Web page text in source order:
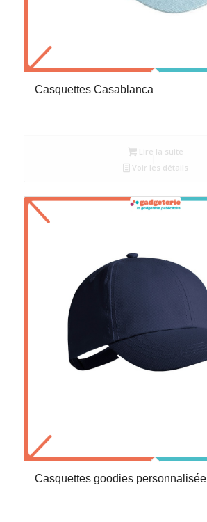
Casquettes Casablanca
Lire la suite
Voir les détails
Casquettes goodies personnalisée